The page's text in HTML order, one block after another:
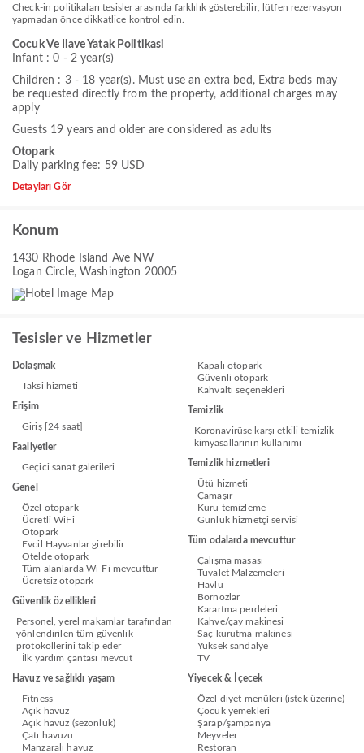
Check-in politikaları tesisler arasında farklılık gösterebilir, lütfen rezervasyon
yapmadan önce dikkatlice kontrol edin.
Cocuk Ve Ilave Yatak Politikasi
Infant : 0 - 2 year(s)
Children : 3 - 18 year(s). Must use an extra bed, Extra beds may
be requested directly from the property, additional charges may
apply
Guests 19 years and older are considered as adults
Otopark
Daily parking fee: 59 USD
Detayları Gör
Konum
1430 Rhode Island Ave NW
Logan Circle, Washington 20005
Tesisler ve Hizmetler
Dolaşmak
Taksi hizmeti
Erişim
Giriş [24 saat]
Faaliyetler
Geçici sanat galerileri
Genel
Özel otopark
Ücretli WiFi
Otopark
Evcil Hayvanlar girebilir
Otelde otopark
Tüm alanlarda Wi-Fi mevcuttur
Ücretsiz otopark
Güvenlik özellikleri
Personel, yerel makamlar tarafından
yönlendirilen tüm güvenlik
protokollerini takip eder
İlk yardım çantası mevcut
Havuz ve sağlıklı yaşam
Fitness
Açık havuz
Açık havuz (sezonluk)
Çatı havuzu
Manzaralı havuz
Kapalı otopark
Güvenli otopark
Kahvaltı seçenekleri
Temizlik
Koronavirüse karşı etkili temizlik
kimyasallarının kullanımı
Temizlik hizmetleri
Ütü hizmeti
Çamaşır
Kuru temizleme
Günlük hizmetçi servisi
Tüm odalarda mevcuttur
Çalışma masası
Tuvalet Malzemeleri
Havlu
Bornozlar
Karartma perdeleri
Kahve/çay makinesi
Saç kurutma makinesi
Yüksek sandalye
TV
Yiyecek & İçecek
Özel diyet menüleri (istek üzerine)
Çocuk yemekleri
Şarap/şampanya
Meyveler
Restoran